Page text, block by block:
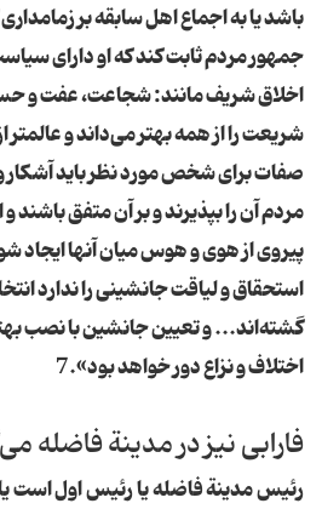
باشد یا به‌ اجماع‌ اهل‌ سابقه‌ بر
جمهور مردم‌ ثابت‌ کند که‌ او دارای‌
اخلاق‌ شریف‌ مانند: شجاعت، عفت‌ و
شریعت‌ را از همه‌ بهتر می‌داند و عالمتر
صفات‌ برای‌ شخص‌ مورد نظر باید آشکار
مردم‌ آن‌ را بپذیرند و بر آن‌ متفق‌ باشند و
پیروی‌ از هوی‌ و هوس‌ میان‌ آنها ایجاد
استحقاق‌ و لیاقت‌ جانشینی‌ را ندارد
گشته‌اند... و تعیین‌ جانشین‌ با نصب‌
اختلاف‌ و نزاع‌ دور خواهد بود».7
فارابی‌ نیز در مدینة‌ فاضله‌
رئیس‌ مدینة‌ فاضله‌ یا رئیس‌ اول‌ است‌